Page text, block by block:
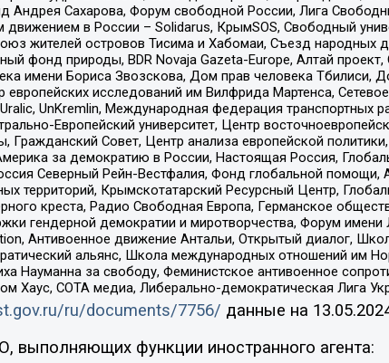
Андрея Сахарова, Форум свободной России, Лига
в России – Solidarus, КрымSOS, Свободный
жителей островов Тисима и Хабомаи, Съезд народных
фонд природы, BDR Novaja Gazeta-Europe, Алтай
имени Бориса Звозскова, Дом прав человека
исследований им Вилфрида Мартенса,
UnKremlin, Международная федерация транспортных
Европейский университет, Центр
Гражданский Совет, Центр анализа европейской
за демократию в России, Настоящая Россия,
Северный Рейн-Вестфалия, Фонд глобальной помощи,
территорий, Крымскотатарский Ресурсный Центр,
креста, Радио Свободная Европа, Германское
гендерной демократии и миротворчества, Форум
Антивоенное движение Антальи, Открытый диалог,
альянс, Школа международных отношений им
Науманна за свободу, Феминистское антивоенное
Хаус, СОТА медиа, Либерально-демократическая Лига
ru/documents/7756/ данные на
выполняющих функции иностранного агента: